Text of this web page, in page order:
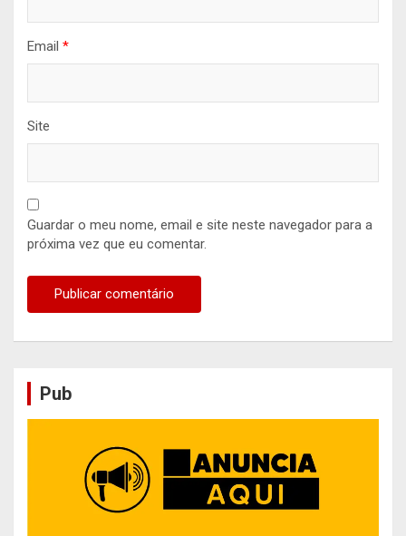
Email *
Site
Guardar o meu nome, email e site neste navegador para a
próxima vez que eu comentar.
Pub